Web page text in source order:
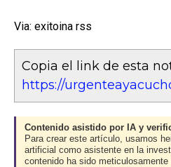
Via: exitoina rss
Copia el link de esta
https://
Contenido asistido por IA y
Para crear este artículo, usamos
artificial como asistente en la
contenido ha sido meticulosamente